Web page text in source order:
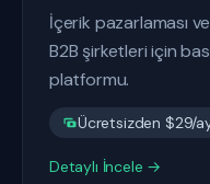
İçerik pazarlaması
B2B şirketleri için
platformu.
Ücretsizden $29/
Detaylı İncele →